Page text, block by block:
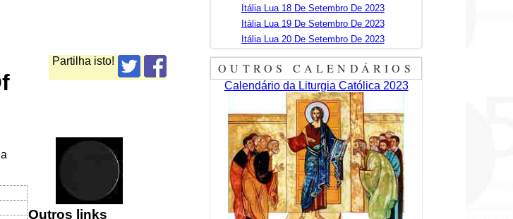
Partilha isto!
Outros links
Itália Lua 18 De Setembro De 2023
Itália Lua 19 De Setembro De 2023
Itália Lua 20 De Setembro De 2023
OUTROS CALENDÁRIOS
Calendário da Liturgia Católica 2023